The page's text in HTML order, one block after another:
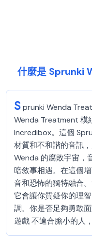
什麼是 Sprunki
Sprunki Wenda
Wenda Treatment 模
Incredibox。這個
材質和不和諧的音訊
Wenda 的腐敗宇宙，
暗敘事相遇。在這個
音和恐怖的獨特融合
它會讓你質疑你的理
調。你是否足夠勇敢
遊戲 不適合膽小的人